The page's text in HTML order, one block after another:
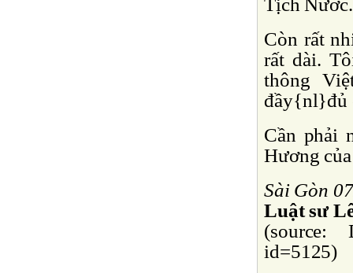
Tịch Nước.
Còn rất
rất dài.
thông
đầy{nl}đủ
Cần phải
Hương
Sài Gòn
Luật sư
(source:
id=5125)